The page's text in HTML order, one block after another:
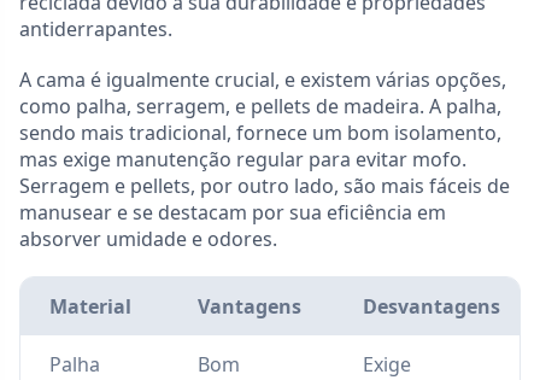
antiderrapantes.
A cama é igualmente crucial, e existem várias opções,
como palha, serragem, e pellets de madeira. A palha,
sendo mais tradicional, fornece um bom isolamento,
mas exige manutenção regular para evitar mofo.
Serragem e pellets, por outro lado, são mais fáceis de
manusear e se destacam por sua eficiência em
absorver umidade e odores.
Material Vantagens Desvantagens
Palha
Bom
Exige